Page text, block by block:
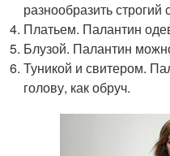
разнообразить строгий
Платьем. Палантин
Блузой. Палантин
Туникой и свитером.
голову, как обруч.